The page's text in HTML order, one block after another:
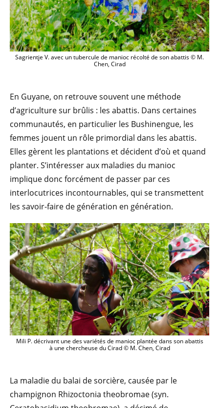
Sagrientje V. avec un tubercule de manioc récolté de son abattis © M.
Chen, Cirad
En Guyane, on retrouve souvent une méthode
d’agriculture sur brûlis : les abattis. Dans certaines
communautés, en particulier les Bushinengue, les
femmes jouent un rôle primordial dans les abattis.
Elles gèrent les plantations et décident d’où et quand
planter. S’intéresser aux maladies du manioc
implique donc forcément de passer par ces
interlocutrices incontournables, qui se transmettent
les savoir-faire de génération en génération.
Mili P. décrivant une des variétés de manioc plantée dans son abattis
à une chercheuse du Cirad © M. Chen, Cirad
La maladie du balai de sorcière, causée par le
champignon Rhizoctonia theobromae (syn.